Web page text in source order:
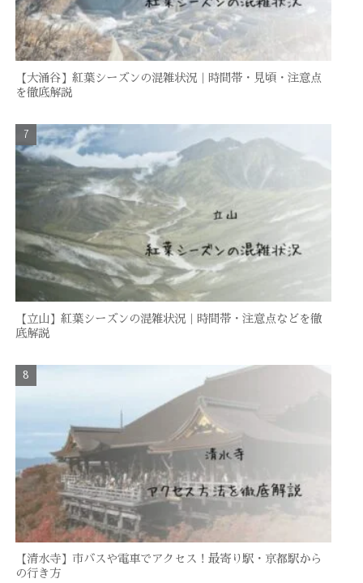
【大涌谷】紅葉シーズンの混雑状況｜時間帯・見頃・注意点
を徹底解説
【立山】紅葉シーズンの混雑状況｜時間帯・注意点などを徹
底解説
【清水寺】市バスや電車でアクセス！最寄り駅・京都駅から
の行き方